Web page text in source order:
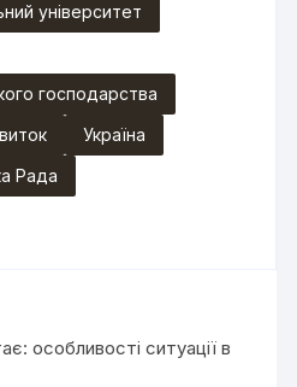
університет
господарства
Україна
Рада
особливості ситуації в